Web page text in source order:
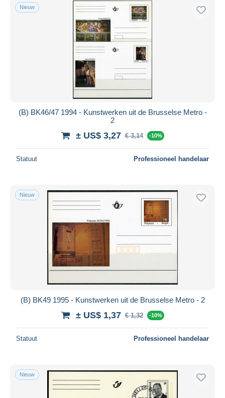
Nieuw
(B) BK46/47 1994 - Kunstwerken uit de Brusselse Metro -
2
± US$ 3,27 € 3,14 -10%
Statuut Professioneel handelaar
Nieuw
(B) BK49 1995 - Kunstwerken uit de Brusselse Metro - 2
± US$ 1,37 € 1,32 -10%
Statuut Professioneel handelaar
Nieuw